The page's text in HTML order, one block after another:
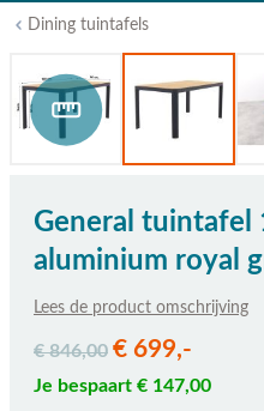
Dining tuintafels
General tuintafel
aluminium royal
Lees de product omschrijving
€ 846,00 € 699,-
Je bespaart € 147,00